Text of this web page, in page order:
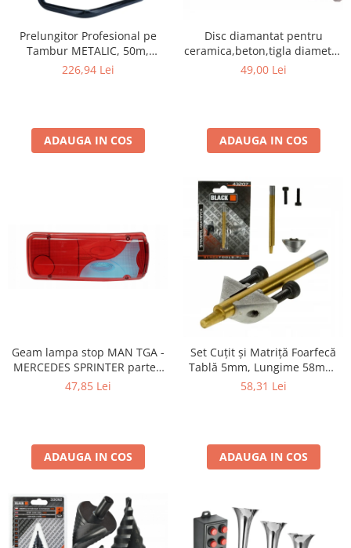
Prelungitor Profesional pe
Tambur METALIC, 50m,
3x2.5mm², 4 Prize IP44 + 2x
226,94 Lei
ADAUGA IN COS
Disc diamantat pentru
ceramica,beton,tigla diametru
133 mm grosimea 4,5 mm
49,00 Lei
ADAUGA IN COS
Geam lampa stop MAN TGA -
MERCEDES SPRINTER partea
dreapta
47,85 Lei
ADAUGA IN COS
Set Cuțit și Matriță Foarfecă
Tablă 5mm, Lungime 58mm,
Universal (Nibbler)
58,31 Lei
ADAUGA IN COS